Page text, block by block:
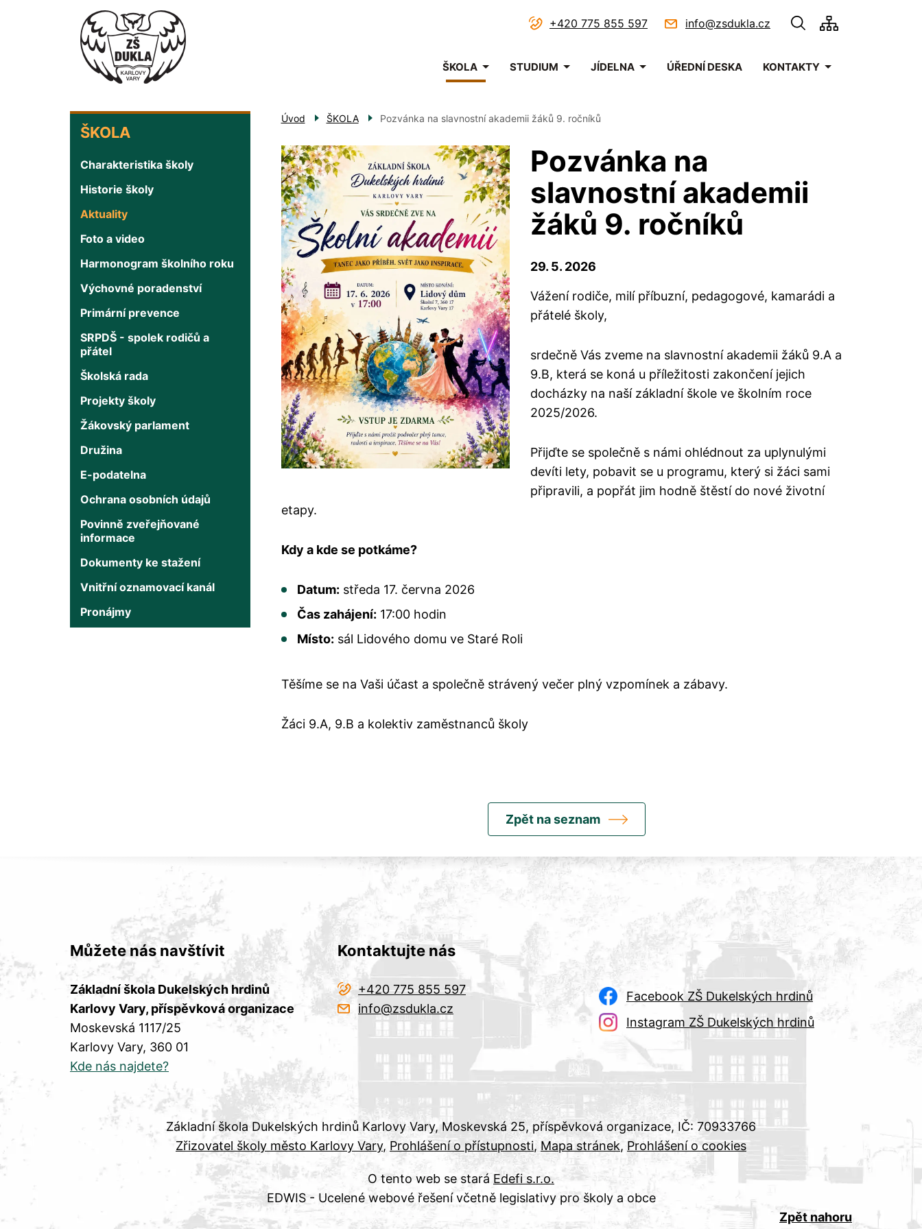
+420 775 855 597 info@zsdukla.cz
Menu
navigace
ŠKOLA STUDIUM JÍDELNA ÚŘEDNÍ DESKA KONTAKTY
ŠKOLA
ŠKOLA
Charakteristika školy
Historie školy
Aktuality
Foto a video
Harmonogram školního roku
Výchovné poradenství
Primární prevence
SRPDŠ - spolek rodičů a
přátel
Školská rada
Projekty školy
Žákovský parlament
Družina
E-podatelna
Ochrana osobních údajů
Povinně zveřejňované
informace
Dokumenty ke stažení
Vnitřní oznamovací kanál
Pronájmy
Úvod ŠKOLA Pozvánka na slavnostní akademii žáků 9. ročníků
Pozvánka na
slavnostní akademii
žáků 9. ročníků
29. 5. 2026
Vážení rodiče, milí příbuzní, pedagogové, kamarádi a
přátelé školy,
srdečně Vás zveme na slavnostní akademii žáků 9.A a
9.B, která se koná u příležitosti zakončení jejich
docházky na naší základní škole ve školním roce
2025/2026.
Přijďte se společně s námi ohlédnout za uplynulými
devíti lety, pobavit se u programu, který si žáci sami
připravili, a popřát jim hodně štěstí do nové životní
etapy.
Kdy a kde se potkáme?
Datum: středa 17. června 2026
Čas zahájení: 17:00 hodin
Místo: sál Lidového domu ve Staré Roli
Těšíme se na Vaši účast a společně strávený večer plný vzpomínek a zábavy.
Žáci 9.A, 9.B a kolektiv zaměstnanců školy
Zpět na seznam
Můžete nás navštívit
Základní škola Dukelských hrdinů
Karlovy Vary, příspěvková organizace
Moskevská 1117/25
Karlovy Vary, 360 01
Kde nás najdete?
Kontaktujte nás
+420 775 855 597
info@zsdukla.cz
Facebook ZŠ Dukelských hrdinů
Instagram ZŠ Dukelských hrdinů
Základní škola Dukelských hrdinů Karlovy Vary, Moskevská 25, příspěvková organizace, IČ: 70933766
Zřizovatel školy město Karlovy Vary Prohlášení o přístupnosti Mapa stránek Prohlášení o cookies
O tento web se stará Edefi s.r.o.
EDWIS - Ucelené webové řešení včetně legislativy pro školy a obce
Zpět nahoru